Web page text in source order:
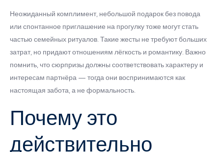
Неожиданный комплимент, небольшой подарок без повода
или спонтанное приглашение на прогулку тоже могут стать
частью семейных ритуалов. Такие жесты не требуют больших
затрат, но придают отношениям лёгкость и романтику. Важно
помнить, что сюрпризы должны соответствовать характеру и
интересам партнёра — тогда они воспринимаются как
настоящая забота, а не формальность.
Почему это
действительно